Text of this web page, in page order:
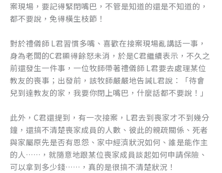
案現場，要記得緊閉嘴巴，不管是知道的還是不知道的，
都不要說，免得橫生枝節！
對於禮儀師 L君習慣多嘴、喜歡在接案現場亂講話一事，
身為老闆的C君顯得餘怒未消，於是C君繼續表示，不久之
前還發生一件事，一位牧師帶著禮儀師 L君要去處理某位
教友的喪事；出發前，該牧師嚴嚴地告誡L君說：「待會
兒到達教友的家，我要你閉上嘴巴，什麼話都不要說！」
此外，C君還提到，有一次接案，L君去到喪家才不到幾分
鐘，還搞不清楚喪家成員的人數、彼此的親疏關係、死者
與家屬原先是否有恩怨、家中經濟狀況如何、誰是能作主
的人……，就隨意地跟某位喪家成員談起如何申請保險、
可以拿到多少錢……，真的是很搞不清楚狀況！